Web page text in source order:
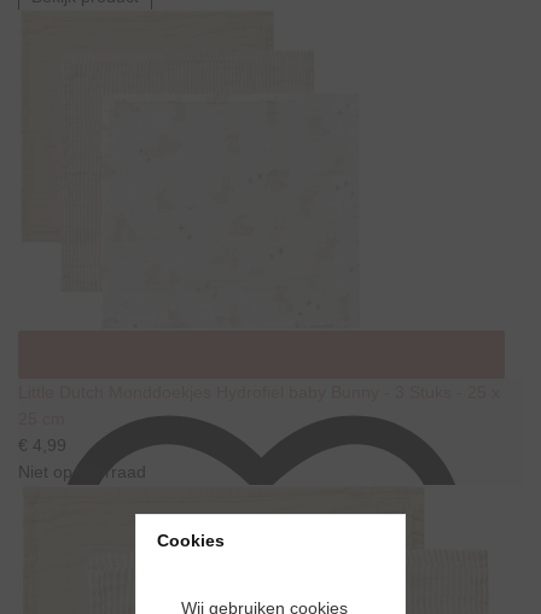
€ 4,99
Niet op voorraad
Cookies
Wij gebruiken cookies